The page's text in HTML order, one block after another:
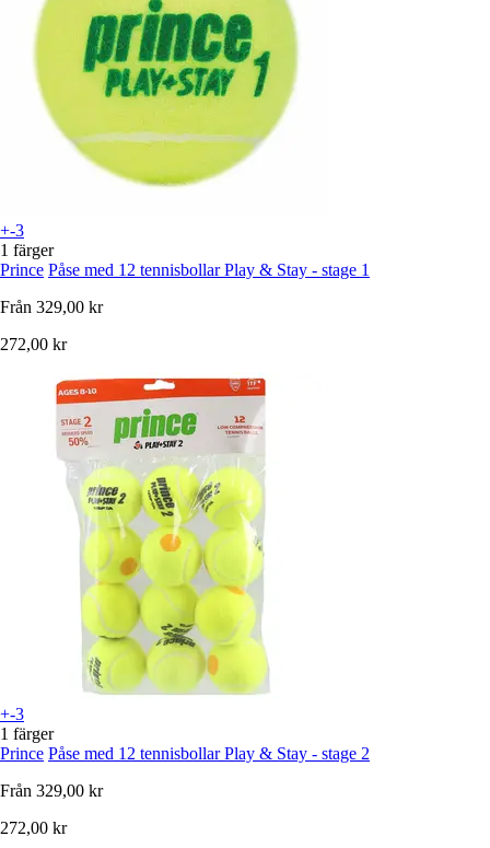
+-3
1 färger
Prince Påse med 12 tennisbollar Play & Stay - stage 1
Från 329,00 kr
272,00 kr
+-3
1 färger
Prince Påse med 12 tennisbollar Play & Stay - stage 2
Från 329,00 kr
272,00 kr